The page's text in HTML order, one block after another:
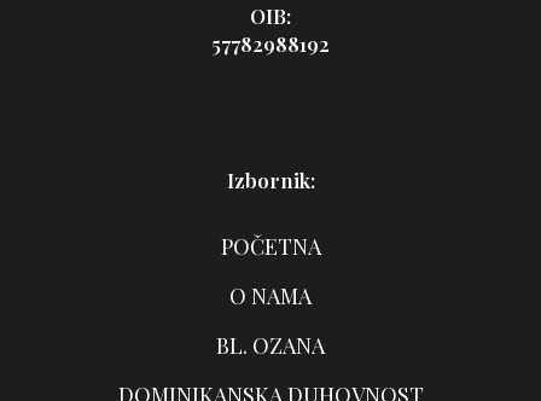
OIB:
57782988192
Izbornik:
POČETNA
O NAMA
BL. OZANA
DOMINIKANSKA DUHOVNOST